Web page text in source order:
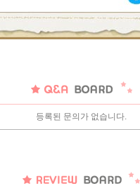
등록된 문의가 없습니다.